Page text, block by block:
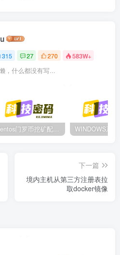
315 27 270 583W+
，什么都没有写...
centos门罗币挖矿配置过程
下一篇
境内主机从第三方注册表拉
取docker镜像